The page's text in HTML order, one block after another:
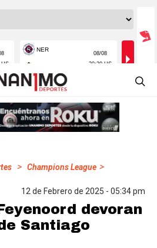
> Champions League >
12 de Febrero de 2025 - 05:34 pm
devoran
Santiago